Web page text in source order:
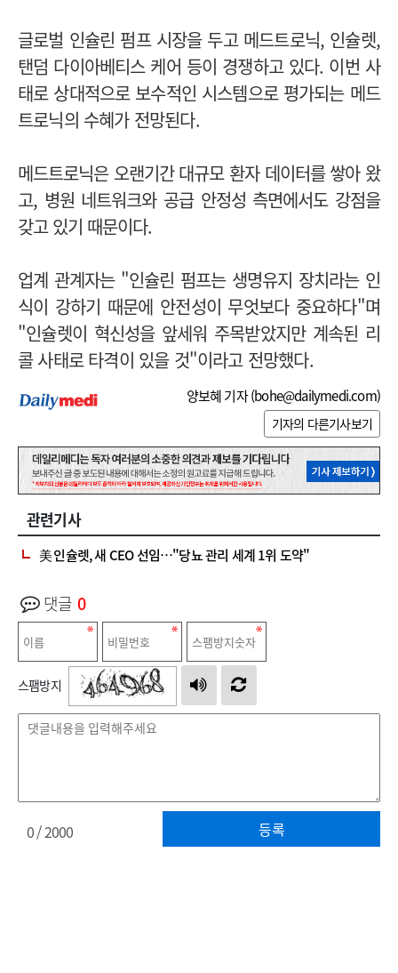
글로벌 인슐린 펌프 시장을 두고 메드트로닉, 인슐렛,
탠덤 다이아베티스 케어 등이 경쟁하고 있다. 이번 사
태로 상대적으로 보수적인 시스템으로 평가되는 메드
트로닉의 수혜가 전망된다.
메드트로닉은 오랜기간 대규모 환자 데이터를 쌓아 왔
고, 병원 네트워크와 공급 안정성 측면에서도 강점을
갖고 있기 때문이다.
업계 관계자는 "인슐린 펌프는 생명유지 장치라는 인
식이 강하기 때문에 안전성이 무엇보다 중요하다"며
"인슐렛이 혁신성을 앞세워 주목받았지만 계속된 리
콜 사태로 타격이 있을 것"이라고 전망했다.
양보혜 기자 (bohe@dailymedi.com)
기자의 다른기사보기
관련기사
美 인슐렛, 새 CEO 선임…"당뇨 관리 세계 1위 도약"
댓글 0
스팸방지
등록
0/ 2000